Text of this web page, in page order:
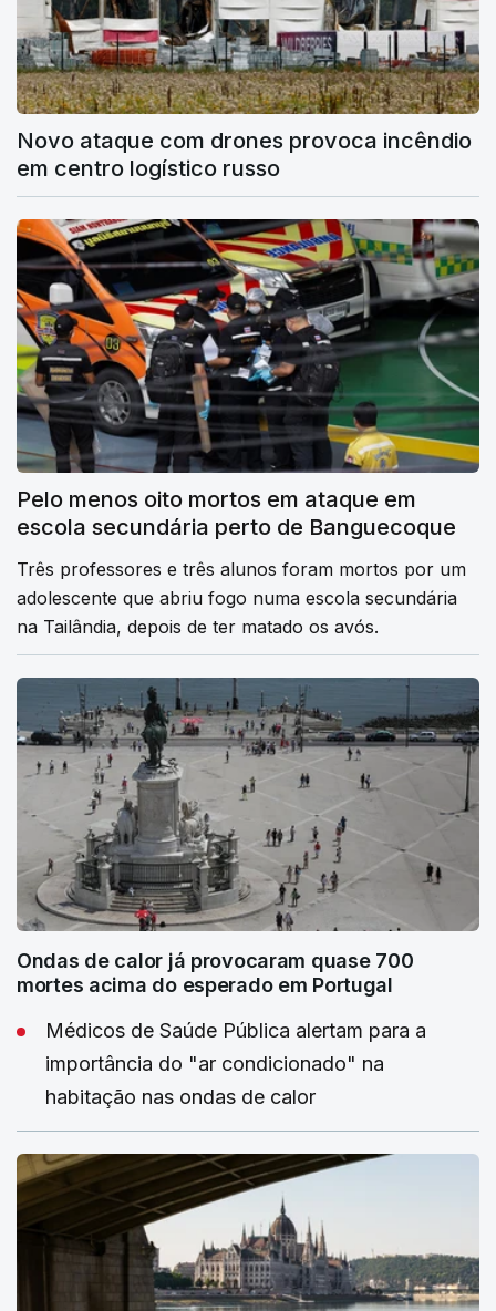
Novo ataque com drones provoca incêndio
em centro logístico russo
Pelo menos oito mortos em ataque em
escola secundária perto de Banguecoque
Três professores e três alunos foram mortos por um
adolescente que abriu fogo numa escola secundária
na Tailândia, depois de ter matado os avós.
Ondas de calor já provocaram quase 700
mortes acima do esperado em Portugal
Médicos de Saúde Pública alertam para a
importância do "ar condicionado" na
habitação nas ondas de calor